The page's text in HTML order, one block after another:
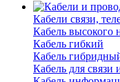
Кабели связи,
Кабель высокого
Кабель гибкий
Кабель
Кабель для связи